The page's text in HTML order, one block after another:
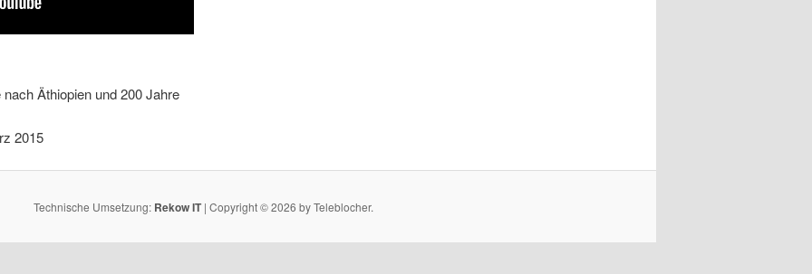
Äthiopien und 200 Jahre
2015
Technische Umsetzung: Rekow IT| Copyright © 2026 by Teleblocher.